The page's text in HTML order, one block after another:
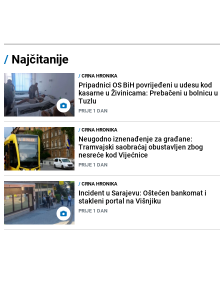
/ Najčitanije
/CRNA HRONIKA
Pripadnici OS BiH povrijeđeni u udesu kod
kasarne u Živinicama: Prebačeni u bolnicu u
Tuzlu
PRIJE 1 DAN
/CRNA HRONIKA
Neugodno iznenađenje za građane:
Tramvajski saobraćaj obustavljen zbog
nesreće kod Vijećnice
PRIJE 1 DAN
/CRNA HRONIKA
Incident u Sarajevu: Oštećen bankomat i
stakleni portal na Višnjiku
PRIJE 1 DAN